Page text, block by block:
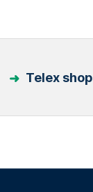
Telex shop